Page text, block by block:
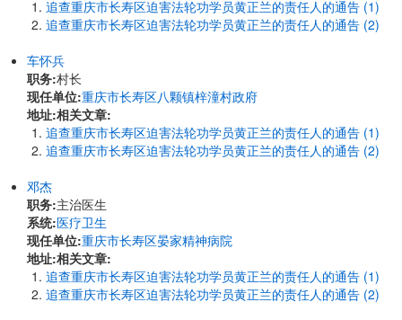
追查重庆市长寿区迫害法轮功学员黄正兰的责任人的通告 (1)
追查重庆市长寿区迫害法轮功学员黄正兰的责任人的通告 (2)
车怀兵
职务:村长
现任单位:重庆市长寿区八颗镇梓潼村政府
地址:相关文章:
追查重庆市长寿区迫害法轮功学员黄正兰的责任人的通告 (1)
追查重庆市长寿区迫害法轮功学员黄正兰的责任人的通告 (2)
邓杰
职务:主治医生
系统:医疗卫生
现任单位:重庆市长寿区晏家精神病院
地址:相关文章:
追查重庆市长寿区迫害法轮功学员黄正兰的责任人的通告 (1)
追查重庆市长寿区迫害法轮功学员黄正兰的责任人的通告 (2)